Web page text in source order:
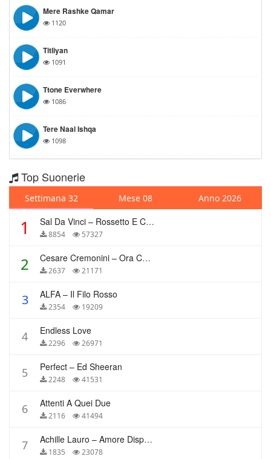
Mere Rashke Qamar
1120
Titliyan
1091
Ttone Everwhere
1086
Tere Naal Ishqa
1098
Top Suonerie
Settimana 32 Mese 08 Anno 2026
1 Sal Da Vinci – Rossetto E Caffè
8854 57327
2 Cesare Cremonini – Ora Che Non Ho Più Te
2637 21171
3 ALFA – Il Filo Rosso
2354 19209
4 Endless Love
2296 26971
5 Perfect – Ed Sheeran
2248 41531
6 Attenti A Quei Due
2116 41494
7 Achille Lauro – Amore Disperato
1835 23078